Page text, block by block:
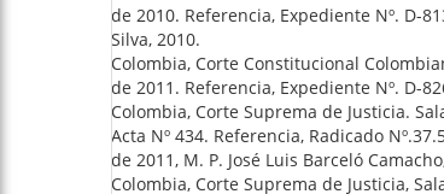
de 2010. Referencia, Expediente Nº. D-
Silva, 2010.
Colombia, Corte Constitucional
de 2011. Referencia, Expediente Nº. D-
Colombia, Corte Suprema de Justicia.
Acta Nº 434. Referencia, Radicado
de 2011, M. P. José Luis Barceló
Colombia, Corte Suprema de Justicia,